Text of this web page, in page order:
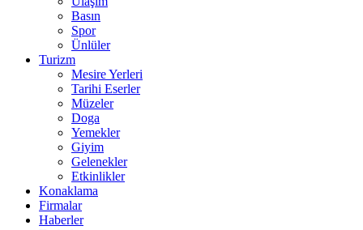
Basın
Spor
Ünlüler
Turizm
Mesire Yerleri
Tarihi Eserler
Müzeler
Doga
Yemekler
Giyim
Gelenekler
Etkinlikler
Konaklama
Firmalar
Haberler